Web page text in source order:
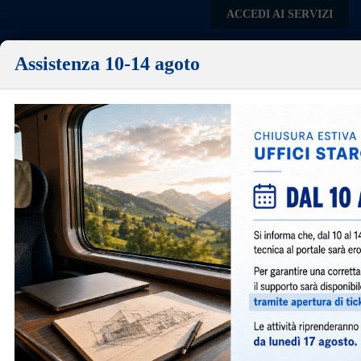
ACCEDI AI SERVIZI
Quattro Castella
Sportello Unico per l'Edilizia
Un Unico Sportello dove poter consultare la normativa,
scaricare la modulistica necessaria, presentare le pratiche
edilizie e consultare le pratiche presentate.
IN PRIMO PIANO
Giugno 27, 2023
Assistenza 10-14 agoto